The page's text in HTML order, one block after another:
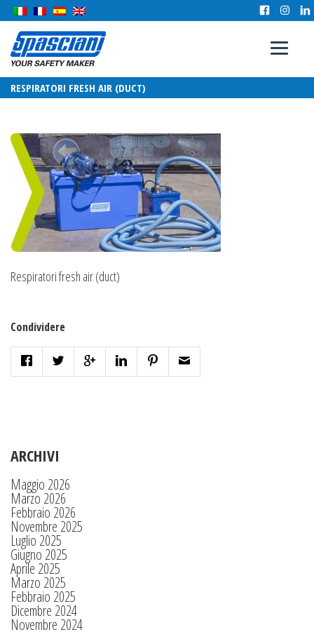
RESPIRATORI FRESH AIR (DUCT)
Respiratori fresh air (duct)
Condividere
ARCHIVI
Maggio 2026
Marzo 2026
Febbraio 2026
Novembre 2025
Luglio 2025
Giugno 2025
Aprile 2025
Marzo 2025
Febbraio 2025
Dicembre 2024
Novembre 2024